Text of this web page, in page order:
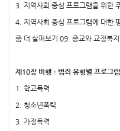
3. 지역사회 중심 프로그램을 위한
4. 지역사회 중심 프로그램에 대한
좀 더 살펴보기 09. 종교와 교정복지
제10장 비행ㆍ범죄 유형별 프로그램
1. 학교폭력
2. 청소년폭력
3. 가정폭력